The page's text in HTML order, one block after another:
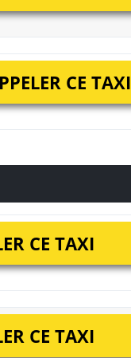
CE TAXI
CE TAXI
CE TAXI